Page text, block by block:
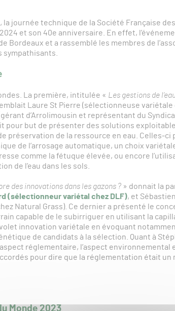
, la journée technique de la Société Française des
et son 40e anniversaire. En effet,
Bordeaux et a rassemblé les membres de
sympathisants.
La première, intitulée « Les gestions de
Laure St Pierre (sélectionneuse variétale
d’Arrolimousin et représentant du
pour but de présenter des solutions
préservation de la ressource en eau. Celles-ci
de l’arrosage automatique, un choix
comme la fétuque élevée, ou encore
de l’eau dans les sols.
des innovations dans les gazons ? » donnait la
(sélectionneur variétal chez DLF), et
Natural Grass). Ce dernier a présenté le
capable de le subirriguer en utilisant la
innovation variétale en évoquant
de candidats à la sélection. Quant à
réglementaire, l’aspect environnemental
pour dire que la réglementation était un
Monde 2023